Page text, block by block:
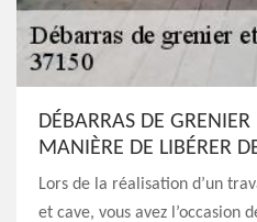
DÉBARRAS DE
MANIÈRE DE LIBÉRER
Lors de la réalisation d’un
et cave, vous avez l’occasion